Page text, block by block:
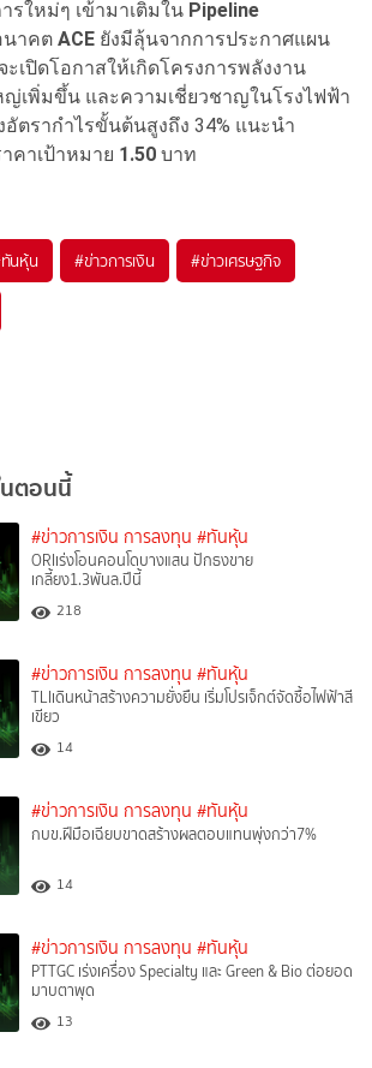
รใหม่ๆ เข้ามาเติมใน Pipeline
นาคต ACE ยังมีลุ้นจากการประกาศแผน
เปิดโอกาสให้เกิดโครงการพลังงาน
เพิ่มขึ้น และความเชี่ยวชาญในโรงไฟฟ้า
ตรากำไรขั้นต้นสูงถึง 34% แนะนำ
คาเป้าหมาย 1.50 บาท
ทันหุ้น #ข่าวการเงิน #ข่าวเศรษฐกิจ
ตอนนี้
#ข่าวการเงิน การลงทุน #ทันหุ้น
ORIเร่งโอนคอนโดบางแสน ปักธงขาย
เกลี้ยง1.3พันล.ปีนี้
218
#ข่าวการเงิน การลงทุน #ทันหุ้น
TLIเดินหน้าสร้างความยั่งยืน เริ่มโปรเจ็กต์จัดซื้อไฟฟ้าสี
เขียว
14
#ข่าวการเงิน การลงทุน #ทันหุ้น
กบข.ฝีมือเฉียบขาดสร้างผลตอบแทนพุ่งกว่า7%
14
#ข่าวการเงิน การลงทุน #ทันหุ้น
PTTGC เร่งเครื่อง Specialty และ Green & Bio ต่อยอด
มาบตาพุด
13